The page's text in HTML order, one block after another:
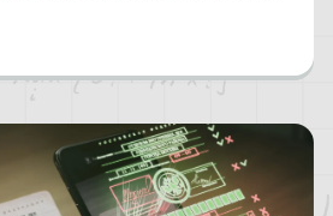
клиент может